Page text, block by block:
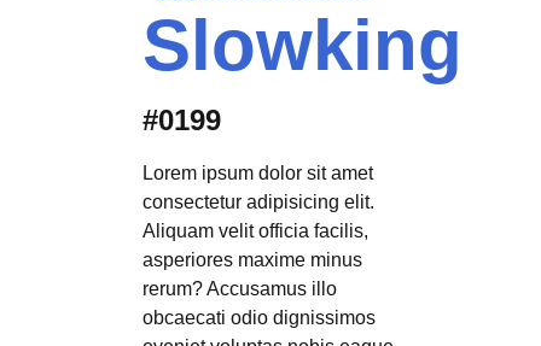
Slowking
#0199
Lorem ipsum dolor sit amet
consectetur adipisicing elit.
Aliquam velit officia facilis,
asperiores maxime minus
rerum? Accusamus illo
obcaecati odio dignissimos